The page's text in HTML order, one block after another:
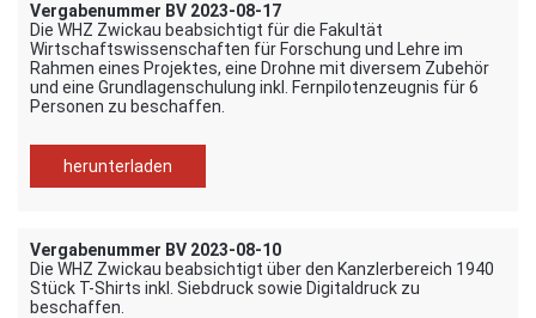
Vergabenummer BV 2023-08-17
Die WHZ Zwickau beabsichtigt für die Fakultät
Wirtschaftswissenschaften für Forschung und Lehre im
Rahmen eines Projektes, eine Drohne mit diversem Zubehör
und eine Grundlagenschulung inkl. Fernpilotenzeugnis für 6
Personen zu beschaffen.
herunterladen
Vergabenummer BV 2023-08-10
Die WHZ Zwickau beabsichtigt über den Kanzlerbereich 1940
Stück T-Shirts inkl. Siebdruck sowie Digitaldruck zu
beschaffen.